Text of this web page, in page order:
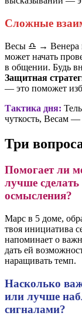
Сложные
Весы ♎️ → Венера
может начать
в общении. Будь
Защитная
— это поможет
Тактика дня:
чуткость, Весам —
Три
Помогает ли
лучше
осмысления?
Марс в 5 доме,
твоя инициатива
напоминает о
дать ей
наращивать темп.
Насколько
или лучше
сигналами?